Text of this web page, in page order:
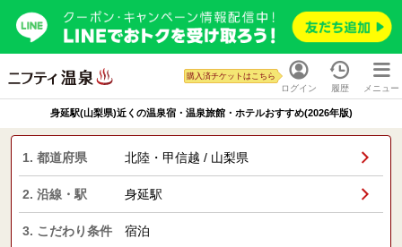
ログイン
購入済チケットはこちら
履歴 メニュー
身延駅(山梨県)近くの温泉宿・温泉旅館・ホテルおすすめ(2026年版)
1. 都道府県 北陸・甲信越 / 山梨県
2. 沿線・駅 身延駅
3. こだわり条件 宿泊